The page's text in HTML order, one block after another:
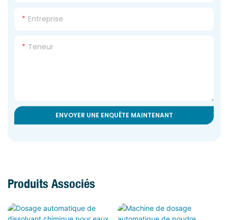
Entreprise
Teneur
ENVOYER UNE ENQUÊTE MAINTENANT
Produits Associés